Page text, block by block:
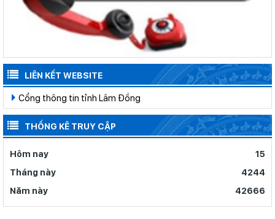
LIÊN KẾT WEBSITE
Cổng thông tin tỉnh Lâm Đồng
THỐNG KÊ TRUY CẬP
Hôm nay
15
Tháng này
4244
Năm này
42666